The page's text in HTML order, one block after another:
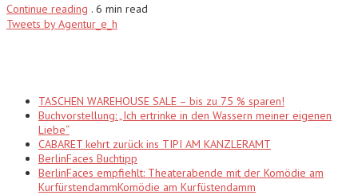
Continue reading . 6 min read
Tweets by Agentur_e_h
TASCHEN WAREHOUSE SALE – bis zu 75 % sparen!
Buchvorstellung: „Ich ertrinke in den Wassern meiner eigenen
Liebe“
CABARET kehrt zurück ins TIPI AM KANZLERAMT
BerlinFaces Buchtipp
BerlinFaces empfiehlt: Theaterabende mit der Komödie am
KurfürstendammKomödie am Kurfüstendamm